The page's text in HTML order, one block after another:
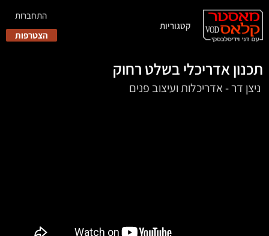
קטגוריות
התחברות
הצטרפות
תכנון אדריכלי בשלט רחוק
‏‏ ‏ניצן דר - אדריכלות ועיצוב פנים